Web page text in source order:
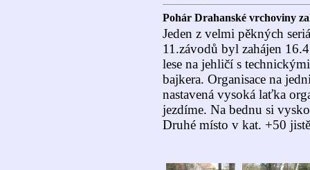
Pohár Drahanské vrchoviny
Jeden z velmi pěkných
11.závodů byl zahájen
lese na jehličí s
bajkera. Organisace na
nastavená vysoká laťka
jezdíme. Na bednu si
Druhé místo v kat. +50